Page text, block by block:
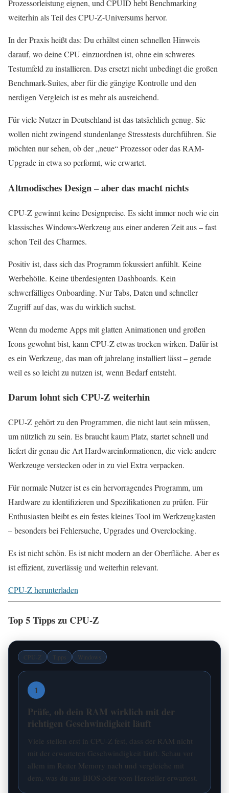
Prozessorleistung eignen, und CPUID hebt Benchmarking
weiterhin als Teil des CPU-Z-Universums hervor.
In der Praxis heißt das: Du erhältst einen schnellen Hinweis
darauf, wo deine CPU einzuordnen ist, ohne ein schweres
Testumfeld zu installieren. Das ersetzt nicht unbedingt die großen
Benchmark-Suites, aber für die gängige Kontrolle und den
nerdigen Vergleich ist es mehr als ausreichend.
Für viele Nutzer in Deutschland ist das tatsächlich genug. Sie
wollen nicht zwingend stundenlange Stresstests durchführen. Sie
möchten nur sehen, ob der „neue“ Prozessor oder das RAM-
Upgrade in etwa so performt, wie erwartet.
Altmodisches Design – aber das macht nichts
CPU-Z gewinnt keine Designpreise. Es sieht immer noch wie ein
klassisches Windows-Werkzeug aus einer anderen Zeit aus – fast
schon Teil des Charmes.
Positiv ist, dass sich das Programm fokussiert anfühlt. Keine
Werbehölle. Keine überdesignten Dashboards. Kein
schwerfälliges Onboarding. Nur Tabs, Daten und schneller
Zugriff auf das, was du wirklich suchst.
Wenn du moderne Apps mit glatten Animationen und großen
Icons gewohnt bist, kann CPU-Z etwas trocken wirken. Dafür ist
es ein Werkzeug, das man oft jahrelang installiert lässt – gerade
weil es so leicht zu nutzen ist, wenn Bedarf entsteht.
Darum lohnt sich CPU-Z weiterhin
CPU-Z gehört zu den Programmen, die nicht laut sein müssen,
um nützlich zu sein. Es braucht kaum Platz, startet schnell und
liefert dir genau die Art Hardwareinformationen, die viele andere
Werkzeuge verstecken oder in zu viel Extra verpacken.
Für normale Nutzer ist es ein hervorragendes Programm, um
Hardware zu identifizieren und Spezifikationen zu prüfen. Für
Enthusiasten bleibt es ein festes kleines Tool im Werkzeugkasten
– besonders bei Fehlersuche, Upgrades und Overclocking.
Es ist nicht schön. Es ist nicht modern an der Oberfläche. Aber es
ist effizient, zuverlässig und weiterhin relevant.
CPU-Z herunterladen
Top 5 Tipps zu CPU-Z
CPU-Z Tipps Windows
1
Prüfe, ob dein RAM wirklich mit der
richtigen Geschwindigkeit läuft
Viele stellen erst in CPU-Z fest, dass der RAM nicht
mit der erwarteten Geschwindigkeit läuft. Schau vor
allem im Reiter Memory nach und vergleiche mit
dem, was du aus BIOS oder vom Hersteller erwartest.